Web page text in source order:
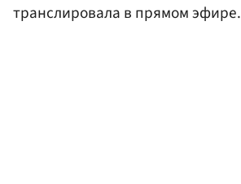
транслировала в прямом эфире.